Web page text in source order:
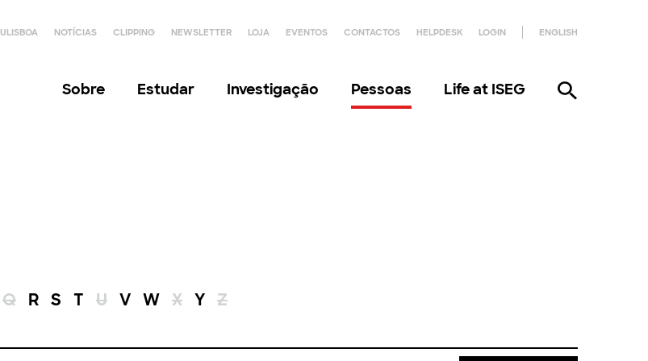
ULISBOA NOTÍCIAS CLIPPING NEWSLETTER LOJA EVENTOS CONTACTOS HELPDESK LOGIN ENGLISH
Sobre Estudar Investigação Pessoas Life at ISEG
Q R S T U V W X Y Z